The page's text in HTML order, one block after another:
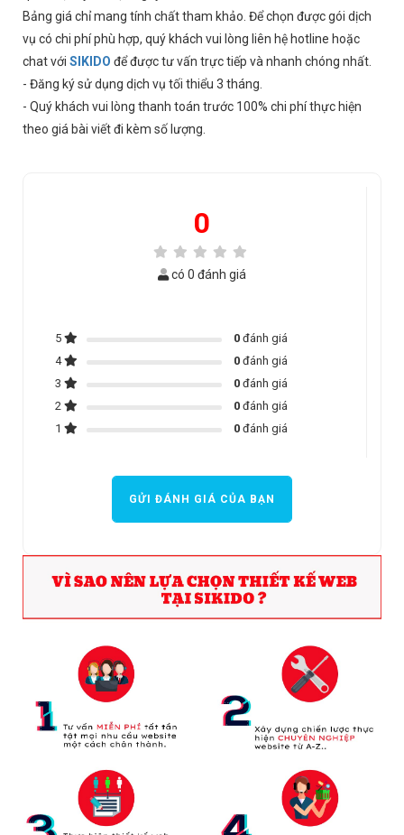
Bảng giá chỉ mang tính chất tham khảo. Để chọn được gói dịch
vụ có chi phí phù hợp, quý khách vui lòng liên hệ hotline hoặc
chat với SIKIDO để được tư vấn trực tiếp và nhanh chóng nhất.
- Đăng ký sử dụng dịch vụ tối thiểu 3 tháng.
- Quý khách vui lòng thanh toán trước 100% chi phí thực hiện
theo giá bài viết đi kèm số lượng.
0
có 0 đánh giá
5 0đánh giá
4
0đánh giá
3
0đánh giá
2
0đánh giá
1
0đánh giá
GỬI ĐÁNH GIÁ CỦA BẠN